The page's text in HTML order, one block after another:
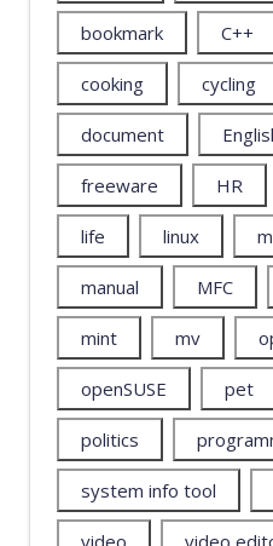
bookmark C++
cooking cycling
document
freeware HR
life linux
manual MFC
mint mv
openSUSE pet
politics
system info tool
video video